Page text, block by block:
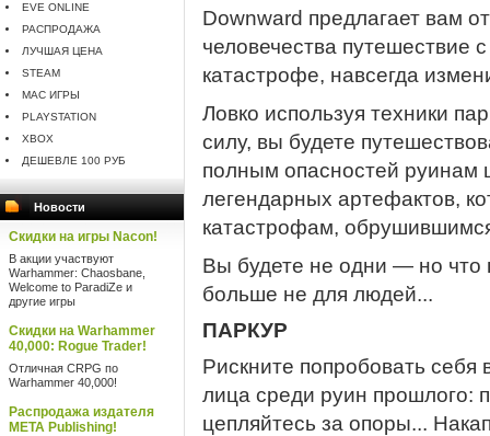
EVE ONLINE
РАСПРОДАЖА
ЛУЧШАЯ ЦЕНА
STEAM
MAC ИГРЫ
PLAYSTATION
XBOX
ДЕШЕВЛЕ 100 РУБ
Новости
Скидки на игры Nacon!
В акции участвуют
Warhammer: Chaosbane,
Welcome to ParadiZe и
другие игры
Скидки на Warhammer
40,000: Rogue Trader!
Отличная CRPG по
Warhammer 40,000!
Распродажа издателя
META Publishing!
Downward предлагает вам
человечества путешествие
катастрофе, навсегда
Ловко используя техники
силу, вы будете
полным опасностей руинам
легендарных артефактов,
катастрофам,
Вы будете не одни — но что
больше не для людей...
ПАРКУР
Рискните попробовать себя
лица среди руин прошлого:
цепляйтесь за опоры...